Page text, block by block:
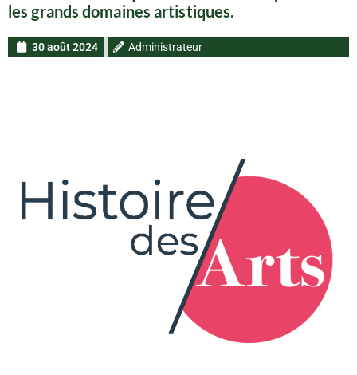
les grands domaines artistiques.
30 août 2024 Administrateur